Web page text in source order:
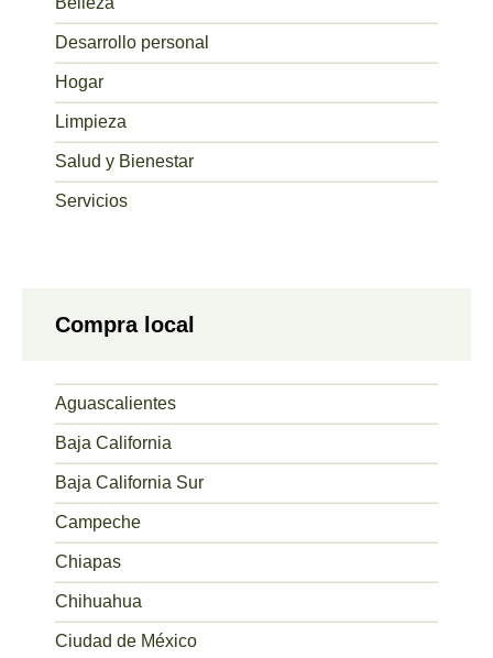
Desarrollo personal
Hogar
Limpieza
Salud y Bienestar
Servicios
Compra local
Aguascalientes
Baja California
Baja California Sur
Campeche
Chiapas
Chihuahua
Ciudad de México